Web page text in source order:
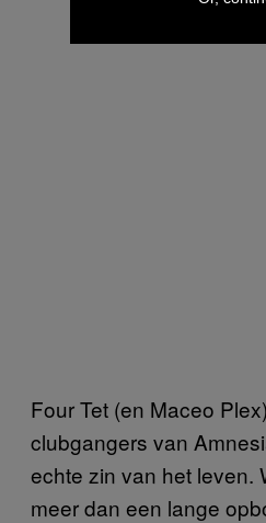
Four Tet (en Maceo
clubgangers van
echte zin van het leven.
meer dan een lange